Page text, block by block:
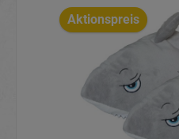
Aktionspreis